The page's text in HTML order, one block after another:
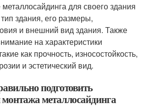
для своего здания
здания, его размеры,
и внешний вид здания. Также
на характеристики
как прочность, износостойкость,
и эстетический вид.
подготовить
монтажа металлосайдинга